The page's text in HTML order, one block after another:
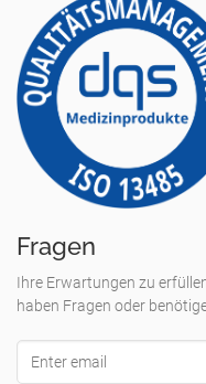
Fragen
Ihre Erwartungen zu
haben Fragen oder
Adresse